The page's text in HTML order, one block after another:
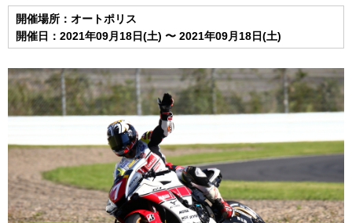
開催場所：オートポリス
開催日：2021年09月18日(土) 〜 2021年09月18日(土)